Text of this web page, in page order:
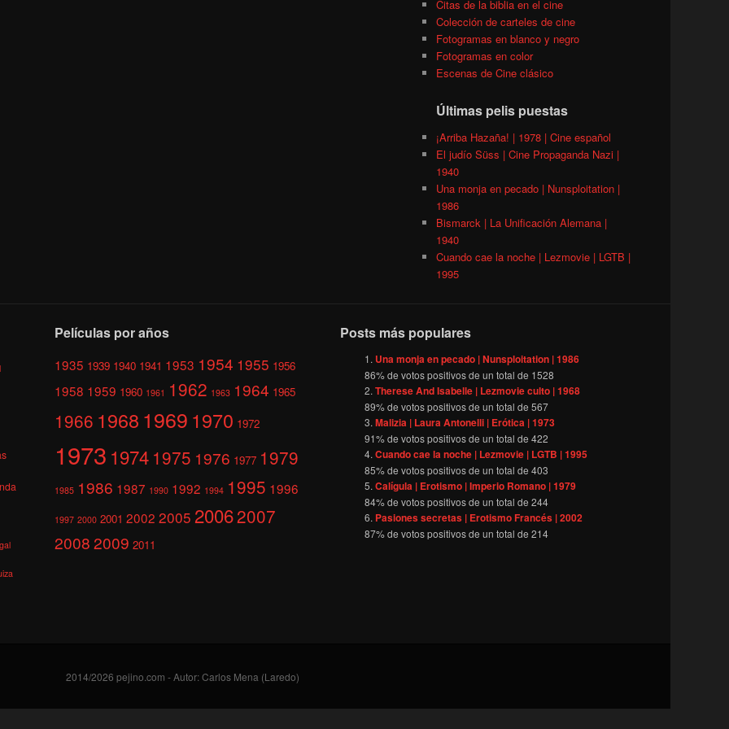
Citas de la biblia en el cine
Colección de carteles de cine
Fotogramas en blanco y negro
Fotogramas en color
Escenas de Cine clásico
Últimas pelis puestas
¡Arriba Hazaña! | 1978 | Cine español
El judío Süss | Cine Propaganda Nazi |
1940
Una monja en pecado | Nunsploitation |
1986
Bismarck | La Unificación Alemana |
1940
Cuando cae la noche | Lezmovie | LGTB |
1995
Películas por años
1935 1939 1940 1941 1953 1954 1955 1956
1958 1959 1960 1961 1962 1963 1964 1965
1966 1968 1969 1970 1972
1973 1974 1975 1976 1977 1979
1985 1986 1987 1990 1992 1994 1995 1996
1997 2000 2001 2002 2005 20062007
20082009 2011
Posts más populares
Una monja en pecado | Nunsploitation | 1986
86% de votos positivos de un total de 1528
Therese And Isabelle | Lezmovie culto | 1968
89% de votos positivos de un total de567
Malizia | Laura Antonelli | Erótica | 1973
91% de votos positivos de un total de422
Cuando cae la noche | Lezmovie | LGTB | 1995
85% de votos positivos de un total de403
Calígula | Erotismo | Imperio Romano | 1979
84% de votos positivos de un total de244
Pasiones secretas | Erotismo Francés | 2002
87% de votos positivos de un total de214
2014/2026 pejino.com - Autor: Carlos Mena (Laredo)